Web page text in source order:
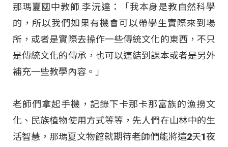
那瑪夏國中教師 李沅達：「我本身是教自然科學
的，所以我們如果有機會可以帶學生實際來到場
所，或者是實際去操作一些傳統文化的東西，不只
是傳統文化的傳承，也可以連結到課本或者是另外
補充一些教學內容。」
老師們拿起手機，記錄下卡那卡那富族的漁撈文
化、民族植物使用方式等等，先人們在山林中的生
活智慧，那瑪夏文物館就期待老師們能將這2天1夜